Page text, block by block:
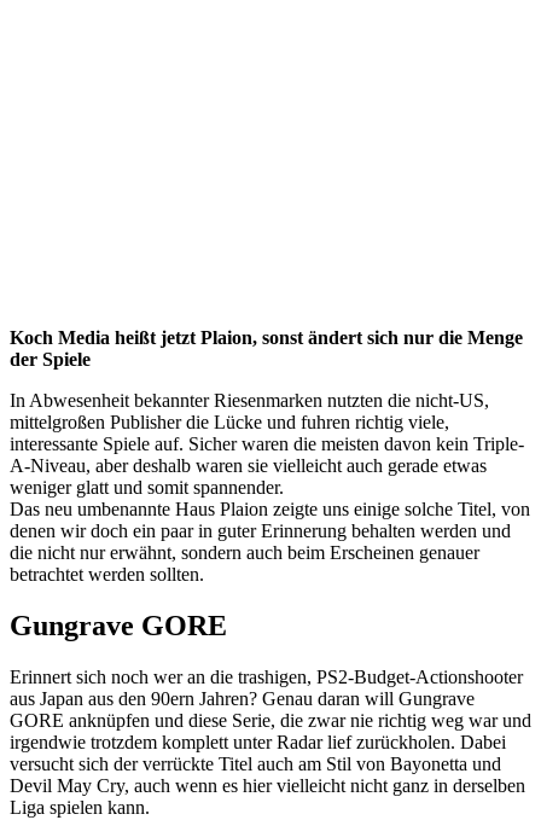
Koch Media heißt jetzt Plaion, sonst ändert sich nur die Menge
der Spiele
In Abwesenheit bekannter Riesenmarken nutzten die nicht-US,
mittelgroßen Publisher die Lücke und fuhren richtig viele,
interessante Spiele auf. Sicher waren die meisten davon kein Triple-
A-Niveau, aber deshalb waren sie vielleicht auch gerade etwas
weniger glatt und somit spannender.
Das neu umbenannte Haus Plaion zeigte uns einige solche Titel, von
denen wir doch ein paar in guter Erinnerung behalten werden und
die nicht nur erwähnt, sondern auch beim Erscheinen genauer
betrachtet werden sollten.
Gungrave GORE
Erinnert sich noch wer an die trashigen, PS2-Budget-Actionshooter
aus Japan aus den 90ern Jahren? Genau daran will Gungrave
GORE anknüpfen und diese Serie, die zwar nie richtig weg war und
irgendwie trotzdem komplett unter Radar lief zurückholen. Dabei
versucht sich der verrückte Titel auch am Stil von Bayonetta und
Devil May Cry, auch wenn es hier vielleicht nicht ganz in derselben
Liga spielen kann.